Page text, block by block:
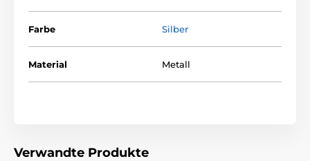
Farbe Silber
Material Metall
Verwandte Produkte